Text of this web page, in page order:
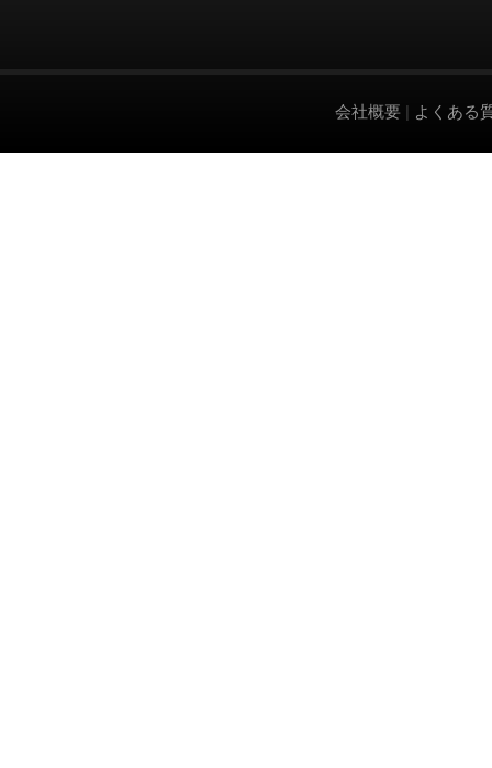
会社概要 | よくある